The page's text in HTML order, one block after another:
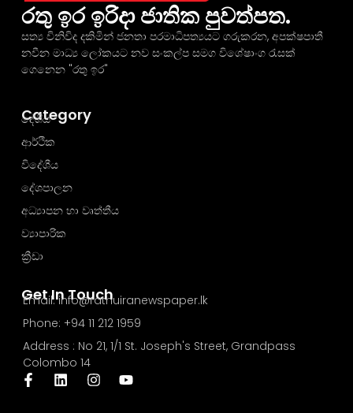
රතු ඉර ඉරිදා ජාතික පුවත්පත.
සත්‍ය විනිවිද දකිමින් ජනතා පරමාධිපත්‍යයට ගරුකරන, අපක්ෂපාතී
නවීන මාධ්‍ය ලෝකයට නව සංකල්ප සමග විශේෂාංග රැසක්
ගෙනෙන "රතු ඉර"
Get In Touch
Email: info@rathuiranewspaper.lk
Phone: +94 11 212 1959
Address : No 21, 1/1 St. Joseph's Street, Grandpass
Colombo 14
Category
දේශීය
ආර්ථික
විදේශීය
දේශපාලන
අධ්‍යාපන හා වෘත්තීය
ව්‍යාපාරික
ක්‍රීඩා